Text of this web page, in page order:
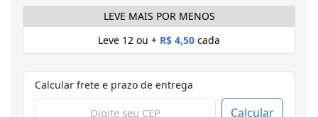
LEVE MAIS POR MENOS
Leve 12 ou + R$ 4,50 cada
Calcular frete e prazo de entrega
Calcular